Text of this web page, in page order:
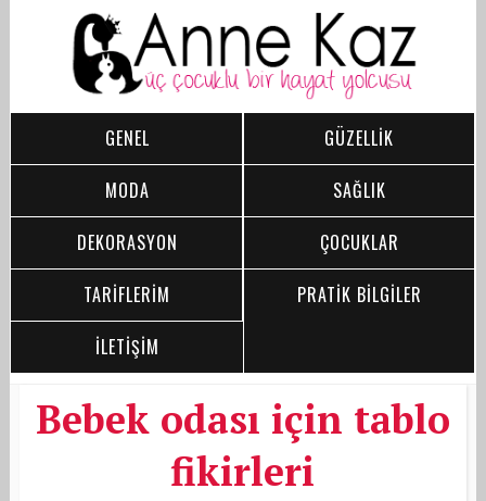
GENEL
GÜZELLİK
MODA
SAĞLIK
DEKORASYON
ÇOCUKLAR
TARİFLERİM
PRATİK BİLGİLER
İLETİŞİM
Bebek odası için tablo
fikirleri